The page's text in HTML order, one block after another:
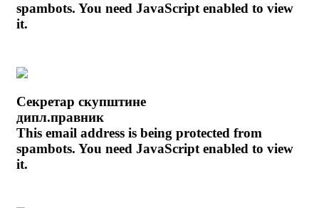
spambots. You need JavaScript enabled to view
it.
Секретар скупштине
дипл.правник
This email address is being protected from
spambots. You need JavaScript enabled to view
it.